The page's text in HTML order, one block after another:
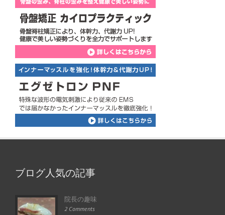
ブログ人気の記事
院長の趣味
2 Comments